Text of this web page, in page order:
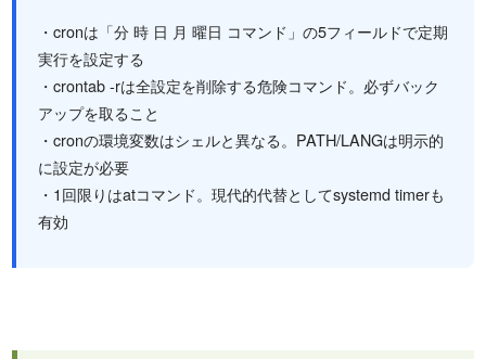
・cronは「分 時 日 月 曜日 コマンド」の5フィールドで定期
実行を設定する
・crontab -rは全設定を削除する危険コマンド。必ずバック
アップを取ること
・cronの環境変数はシェルと異なる。PATH/LANGは明示的
に設定が必要
・1回限りはatコマンド。現代的代替としてsystemd timerも
有効